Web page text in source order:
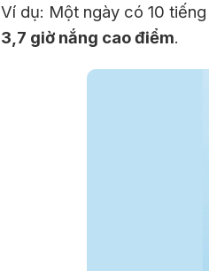
Ví dụ: Một ngày có 10
3,7 giờ nắng cao điểm.